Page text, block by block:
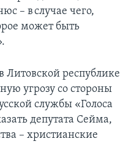
– в случае чего,
может быть
Литовской республике
угрозу со стороны
службы «Голоса
депутата Сейма,
– христианские